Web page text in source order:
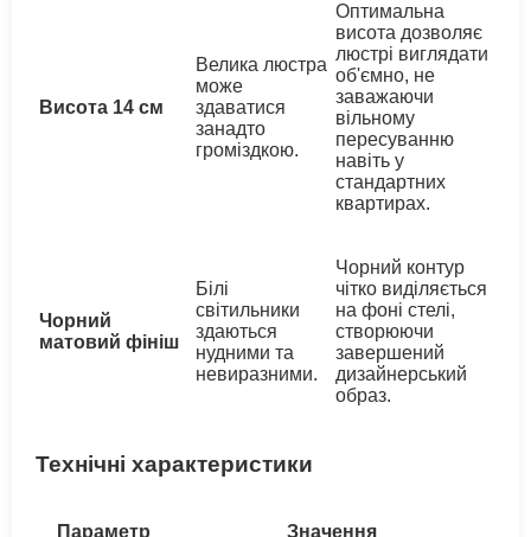
Висота 14 см
Велика люстра
може
здаватися
занадто
громіздкою.
Оптимальна
висота дозволяє
люстрі виглядати
об'ємно, не
заважаючи
вільному
пересуванню
навіть у
стандартних
квартирах.
Чорний
матовий фініш
Білі
світильники
здаються
нудними та
невиразними.
Чорний контур
чітко виділяється
на фоні стелі,
створюючи
завершений
дизайнерський
образ.
Технічні характеристики
Параметр Значення